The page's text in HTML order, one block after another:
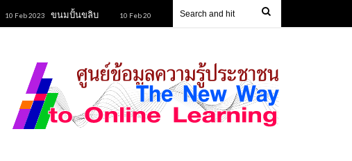
ขนมปั้นขลิบ 10 Feb 2023 ข้าวหลามยายนิยม 10 Feb 2023 ข้าวฮางกุดรัง